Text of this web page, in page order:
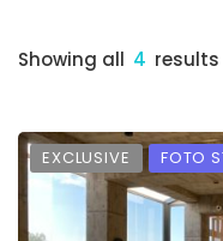
Showing all 4 results
EXCLUSIVE FOTO